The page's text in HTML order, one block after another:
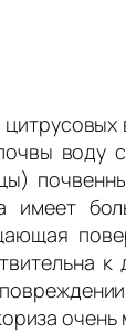
цитрусовых
имеет